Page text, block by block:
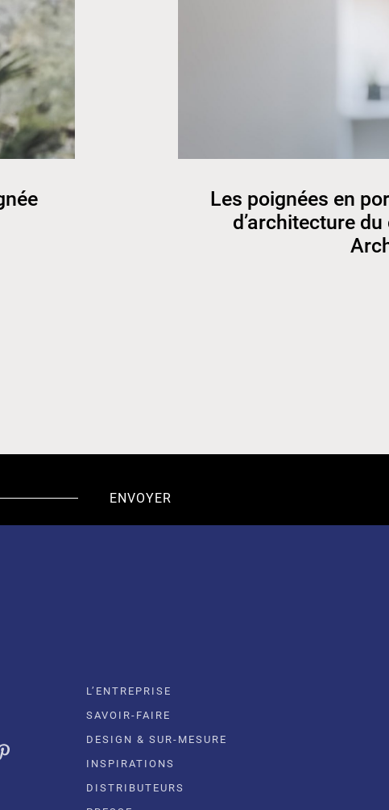
Les poignées en
d’architecture
L’ENTREPRISE
SAVOIR-FAIRE
DESIGN & SUR-MESURE
INSPIRATIONS
DISTRIBUTEURS